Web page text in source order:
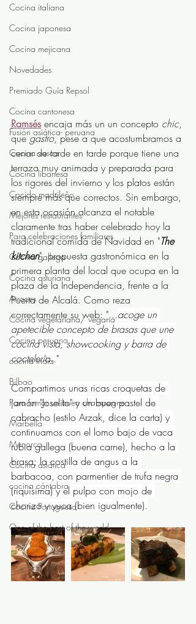
Cocina italiana
Cocina japonesa
Cocina mejicana
Novedades
Premiado Guía Repsol
Cocina cantonesa
Fusión asiática- peruana
Cocina vasca
Cocina libanesa
Cocido madrileño
Mejores restaurantes
Para celebraciones familiares
Cocina gallega
Cocina asturiana
Arroces
Cocina vegetariana/ vegana
Cocina peruana
cocina india
Bilbao
Para tomar un buen champagne
Marbella
Menorca
Cocina asiática
cocina cántabra
Cocina Portuguesa
One of the best of the world
Ramsés encaja más un un concepto chic,
que gastro, pese a que acostumbramos a
cenar de tarde en tarde porque tiene una
terraza muy animada y preparada para
los rigores del invierno y los platos están
siempre más que correctos. Sin embargo,
en esta ocasión alcanza el notable
claramente tras haber celebrado hoy la
tradicional comida de Navidad en "The
kitchen", propuesta gastronómica en la
primera planta del local que ocupa en la
plaza de la Independencia, frente a la
Puerta de Alcalá. Como reza
correctamente su web: "...acoge un
apetecible concepto de brasas que une
cocina vista, showcooking y barra de
coctelería.."
Compartimos unas ricas croquetas de
jamón "Joselito" y un buen pastel de
cabracho (estilo Arzak, dice la carta) y
continuamos con el lomo bajo de vaca
rubia gallega (buena carne), hecho a la
brasa; la costilla de angus a la
barbacoa, con parmentier de trufa negra
(riquísima) y el pulpo con mojo de
chorizo y yuca (bien igualmente).